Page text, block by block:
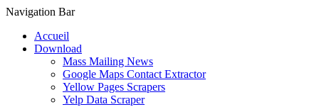
Navigation Bar
Accueil
Download
Mass Mailing News
Google Maps Contact Extractor
Yellow Pages Scrapers
Yelp Data Scraper